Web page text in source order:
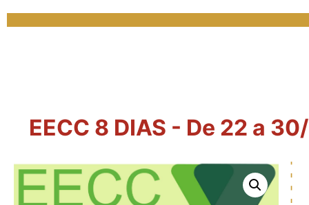
EECC 8 DIAS - De 22 a